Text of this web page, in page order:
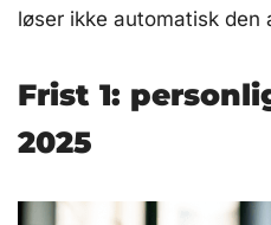
løser ikke automatisk den
Frist 1:
2025